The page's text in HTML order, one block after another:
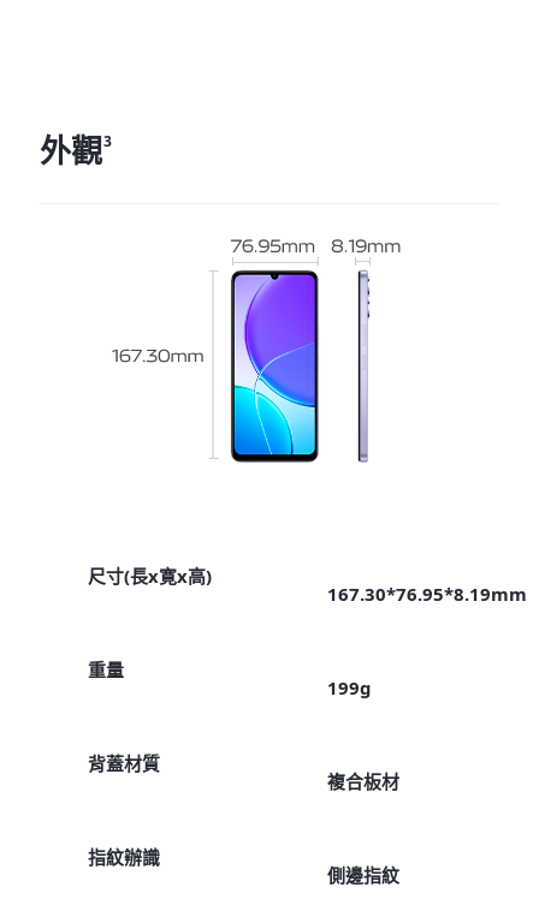
外觀3
尺寸(長x寛x高)
167.30*76.95*8.19mm
重量
199g
背蓋材質
複合板材
指紋辦識
側邊指紋